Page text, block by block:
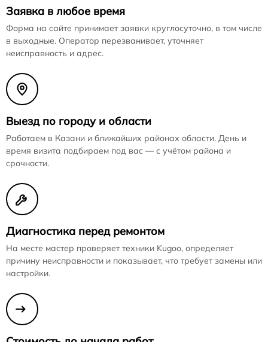
Заявка в любое время
Форма на сайте принимает заявки круглосуточно, в том числе
в выходные. Оператор перезванивает, уточняет
неисправность и адрес.
Выезд по городу и области
Работаем в Казани и ближайших районах области. День и
время визита подбираем под вас — с учётом района и
срочности.
Диагностика перед ремонтом
На месте мастер проверяет техники Kugoo, определяет
причину неисправности и показывает, что требует замены или
настройки.